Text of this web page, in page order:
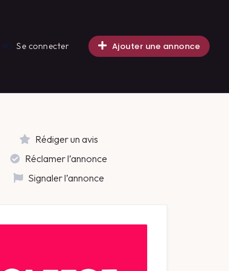
Se connecter Ajouter une annonce
Rédiger un avis
Réclamer l’annonce
Signaler l’annonce